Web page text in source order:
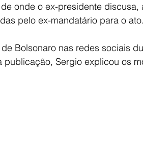
onde o ex-presidente discusa,
pelo ex-mandatário para o ato.
Bolsonaro nas redes sociais
publicação, Sergio explicou os